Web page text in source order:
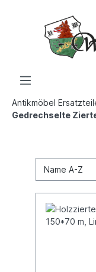
Antikmöbel
Gedrechselte